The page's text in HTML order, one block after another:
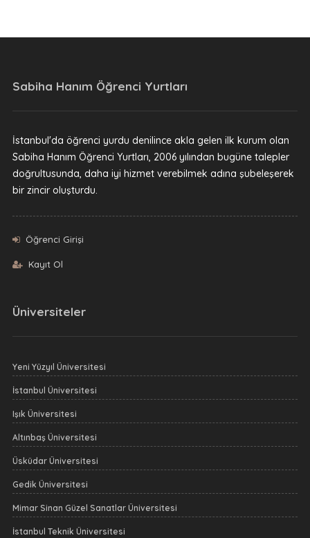
Sabiha Hanım Öğrenci Yurtları
İstanbul'da öğrenci yurdu denilince akla gelen ilk kurum olan
Sabiha Hanım Öğrenci Yurtları, 2006 yılından bugüne talepler
doğrultusunda, daha iyi hizmet verebilmek adına şubeleşerek
bir zincir oluşturdu.
Öğrenci Girişi
Kayıt Ol
Üniversiteler
Yeni Yüzyıl Üniversitesi
İstanbul Üniversitesi
Işık Üniversitesi
Altınbaş Üniversitesi
Üsküdar Üniversitesi
Gedik Üniversitesi
Mimar Sinan Güzel Sanatlar Üniversitesi
İstanbul Teknik Üniversitesi